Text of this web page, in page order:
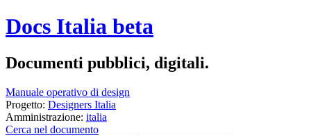
Docs Italia beta
Documenti pubblici, digitali.
Manuale operativo di design
Progetto: Designers Italia
Amministrazione: italia
Cerca nel documento